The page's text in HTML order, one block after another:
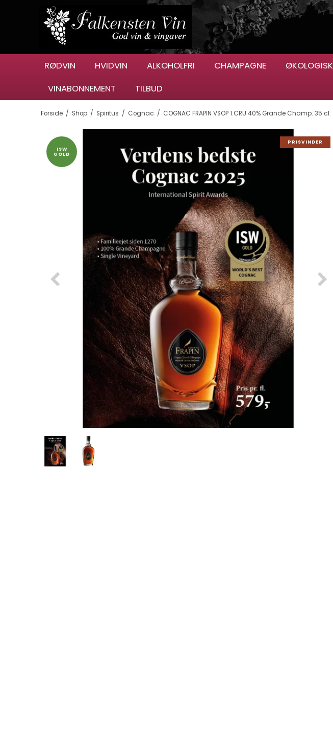
RØDVIN HVIDVIN ALKOHOLFRI CHAMPAGNE ØKOLOGISK
VINABONNEMENT
TILBUD
Forside / Shop / Spiritus / Cognac / COGNAC FRAPIN VSOP 1.CRU 40% Grande Champ. 35 cl.
ISW
GOLD
PRISVINDER